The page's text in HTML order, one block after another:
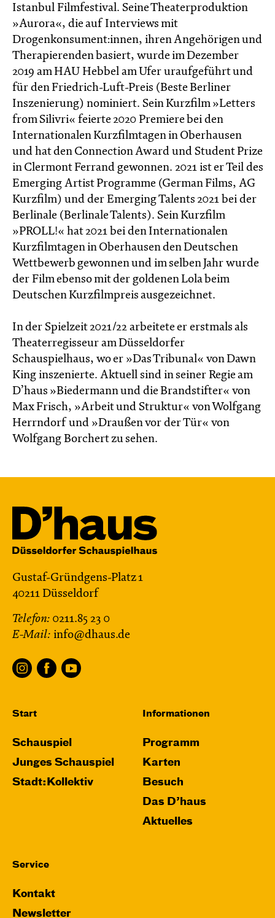
Istanbul Filmfestival. Seine Theaterproduktion
»Aurora«, die auf Interviews mit
Drogenkonsument:innen, ihren Angehörigen und
Therapierenden basiert, wurde im Dezember
2019 am HAU Hebbel am Ufer uraufgeführt und
für den Friedrich-Luft-Preis (Beste Berliner
Inszenierung) nominiert. Sein Kurzfilm »Letters
from Silivri« feierte 2020 Premiere bei den
Internationalen Kurzfilmtagen in Oberhausen
und hat den Connection Award und Student Prize
in Clermont Ferrand gewonnen. 2021 ist er Teil des
Emerging Artist Programme (German Films, AG
Kurzfilm) und der Emerging Talents 2021 bei der
Berlinale (Berlinale Talents). Sein Kurzfilm
»PROLL!« hat 2021 bei den Internationalen
Kurzfilmtagen in Oberhausen den Deutschen
Wettbewerb gewonnen und im selben Jahr wurde
der Film ebenso mit der goldenen Lola beim
Deutschen Kurzfilmpreis ausgezeichnet.
In der Spielzeit 2021/22 arbeitete er erstmals als
Theaterregisseur am Düsseldorfer
Schauspielhaus, wo er »Das Tribunal« von Dawn
King inszenierte. Aktuell sind in seiner Regie am
D’haus »Biedermann und die Brandstifter« von
Max Frisch, »Arbeit und Struktur« von Wolfgang
Herrndorf und »Draußen vor der Tür« von
Wolfgang Borchert zu sehen.
Gustaf-Gründgens-Platz 1
40211 Düsseldorf
Telefon: 0211.85 23 0
E-Mail: info@dhaus.de
Start
Schauspiel
Junges Schauspiel
Stadt:Kollektiv
Informationen
Programm
Karten
Besuch
Das D’haus
Aktuelles
Service
Kontakt
Newsletter